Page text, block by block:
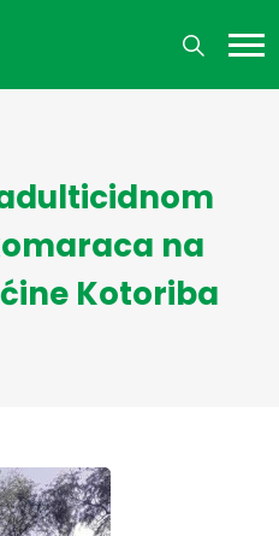
na
Kotoriba